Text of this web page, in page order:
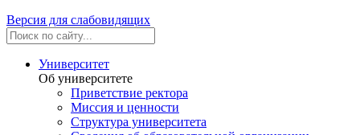
Версия для слабовидящих
Университет
Об университете
Приветствие ректора
Миссия и ценности
Структура университета